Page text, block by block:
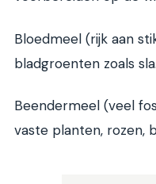
Bloedmeel (rijk aan
bladgroenten zoals sla.
Beendermeel (veel
vaste planten, rozen,